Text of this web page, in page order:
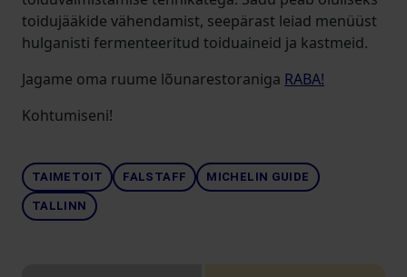
toidujääkide vähendamist, seepärast leiad menüüst
hulganisti fermenteeritud toiduaineid ja kastmeid.
Jagame oma ruume lõunarestoraniga RABA!
Kohtumiseni!
TAIMETOIT FALSTAFF MICHELIN GUIDE
TALLINN